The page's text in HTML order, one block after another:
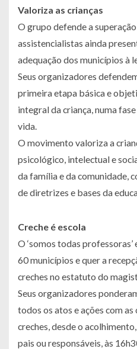
Valoriza as crianças
O grupo defende a
assistencialistas ainda
adequação dos municípios à
Seus organizadores
primeira etapa básica e
integral da criança, numa
vida.
O movimento valoriza a
psicológico, intelectual e
da família e da comunidade,
de diretrizes e bases da
Creche é escola
O ‘somos todas
60 municípios e quer a
creches no estatuto do
Seus organizadores
todos os atos e ações com as
creches, desde o
pais ou responsáveis, às